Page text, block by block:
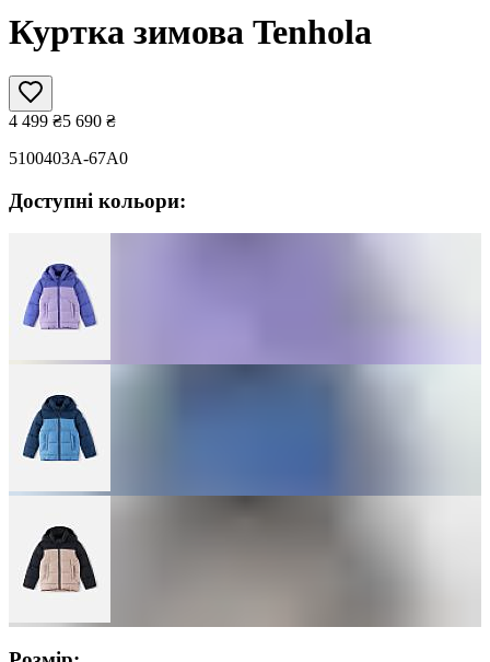
Куртка зимова Tenhola
4 499 ₴5 690 ₴
5100403A-67A0
Доступні кольори: